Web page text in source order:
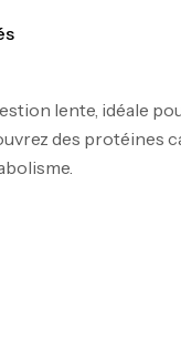
lente, idéale
des